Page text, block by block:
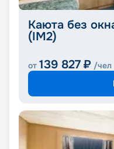
Каюта без
(IM2)
от 139 827 ₽ /чел